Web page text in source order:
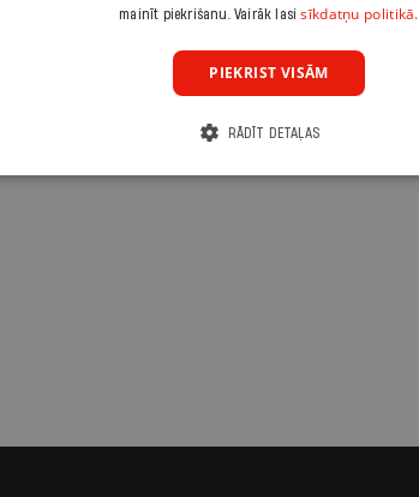
mainīt piekrišanu. Vairāk lasisīkdatņu politikā.
PIEKRIST VISĀM
RĀDĪT DETAĻAS